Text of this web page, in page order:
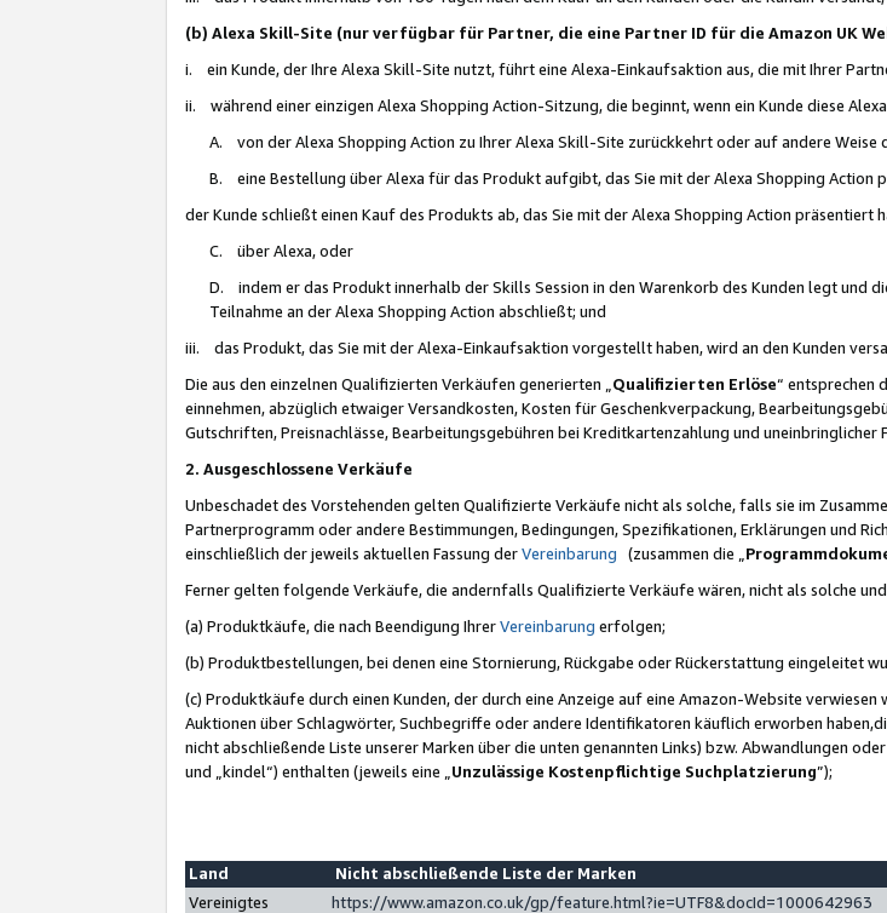
(b) Alexa Skill-Site (nur verfügbar für Partner, die eine Partner ID für die Amazon UK
i. ein Kunde, der Ihre Alexa Skill-Site nutzt, führt eine Alexa-Einkaufsaktion aus, die mit Ihrer
ii. während einer einzigen Alexa Shopping Action-Sitzung, die beginnt, wenn ein Kunde diese
A. von der Alexa Shopping Action zu Ihrer Alexa Skill-Site zurückkehrt oder auf andere Weise
B. eine Bestellung über Alexa für das Produkt aufgibt, das Sie mit der Alexa Shopping Action
der Kunde schließt einen Kauf des Produkts ab, das Sie mit der Alexa Shopping Action präsentiert
C. über Alexa, oder
D. indem er das Produkt innerhalb der Skills Session in den Warenkorb des Kunden legt und
Teilnahme an der Alexa Shopping Action abschließt; und
iii. das Produkt, das Sie mit der Alexa-Einkaufsaktion vorgestellt haben, wird an den Kunden
Die aus den einzelnen Qualifizierten Verkäufen generierten „ Qualifizierten Erlöse“ entsprechen
einnehmen, abzüglich etwaiger Versandkosten, Kosten für Geschenkverpackung,
Gutschriften, Preisnachlässe, Bearbeitungsgebühren bei Kreditkartenzahlung und uneinbringlicher
2. Ausgeschlossene Verkäufe
Unbeschadet des Vorstehenden gelten Qualifizierte Verkäufe nicht als solche, falls sie im
Partnerprogramm oder andere Bestimmungen, Bedingungen, Spezifikationen, Erklärungen und
einschließlich der jeweils aktuellen Fassung derVereinbarung (zusammen die „
Ferner gelten folgende Verkäufe, die andernfalls Qualifizierte Verkäufe wären, nicht als solche
(a) Produktkäufe, die nach Beendigung IhrerVereinbarung erfolgen;
(b) Produktbestellungen, bei denen eine Stornierung, Rückgabe oder Rückerstattung eingeleitet
(c) Produktkäufe durch einen Kunden, der durch eine Anzeige auf eine Amazon-Website
Auktionen über Schlagwörter, Suchbegriffe oder andere Identifikatoren käuflich erworben
nicht abschließende Liste unserer Marken über die unten genannten Links) bzw. Abwandlungen
und „kindel“) enthalten (jeweils eine „ Unzulässige Kostenpflichtige Suchplatzierung”);
Land
Nicht abschließende Liste der Marken
Vereinigtes
https://www.amazon.co.uk/gp/feature.html?ie=UTF8&docId=1000642963